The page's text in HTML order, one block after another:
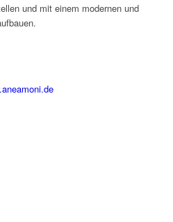
und mit einem modernen und